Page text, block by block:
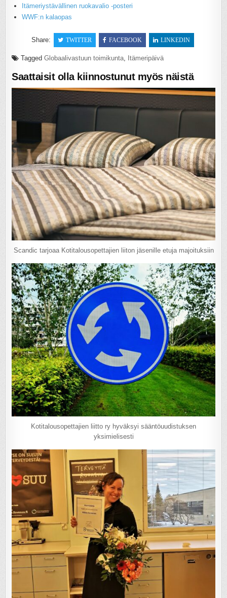
Itämeriystävällinen ruokavalio -posteri
WWF:n kalaopas
Share: TWITTER FACEBOOK LINKEDIN
TaggedGlobaalivastuun toimikunta, Itämeripäivä
Saattaisit olla kiinnostunut myös näistä
Scandic tarjoaa Kotitalousopettajien liiton jäsenille etuja majoituksiin
Kotitalousopettajien liitto ry hyväksyi sääntöuudistuksen
yksimielisesti